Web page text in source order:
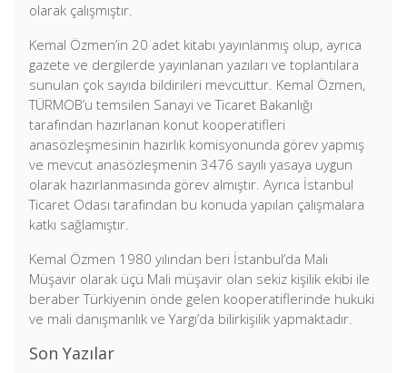
olarak çalışmıştır.
Kemal Özmen’in 20 adet kitabı yayınlanmış olup, ayrıca
gazete ve dergilerde yayınlanan yazıları ve toplantılara
sunulan çok sayıda bildirileri mevcuttur. Kemal Özmen,
TÜRMOB’u temsilen Sanayi ve Ticaret Bakanlığı
tarafından hazırlanan konut kooperatifleri
anasözleşmesinin hazırlık komisyonunda görev yapmış
ve mevcut anasözleşmenin 3476 sayılı yasaya uygun
olarak hazırlanmasında görev almıştır. Ayrıca İstanbul
Ticaret Odası tarafından bu konuda yapılan çalışmalara
katkı sağlamıştır.
Kemal Özmen 1980 yılından beri İstanbul’da Mali
Müşavir olarak üçü Mali müşavir olan sekiz kişilik ekibi ile
beraber Türkiyenin önde gelen kooperatiflerinde hukuki
ve mali danışmanlık ve Yargı’da bilirkişilik yapmaktadır.
Son Yazılar